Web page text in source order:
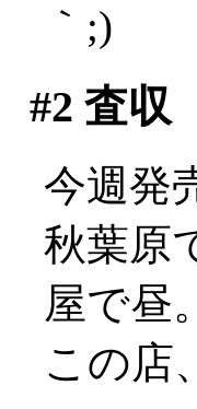
｀;)
#2 査収
今週発
秋葉原
屋で昼。
この店